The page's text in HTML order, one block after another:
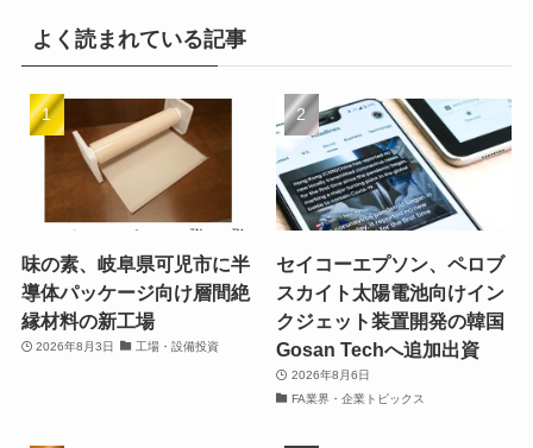
よく読まれている記事
味の素、岐阜県可児市に半
導体パッケージ向け層間絶
縁材料の新工場
2026年8月3日 工場・設備投資
セイコーエプソン、ペロブ
スカイト太陽電池向けイン
クジェット装置開発の韓国
Gosan Techへ追加出資
2026年8月6日
FA業界・企業トピックス